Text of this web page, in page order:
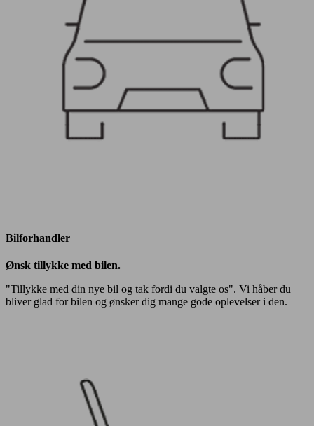
Bilforhandler
Ønsk tillykke med bilen.
"Tillykke med din nye bil og tak fordi du valgte os". Vi håber du
bliver glad for bilen og ønsker dig mange gode oplevelser i den.